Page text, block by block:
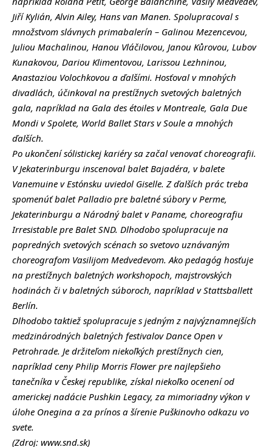
Jiří Kylián, Alvin Ailey, Hans van Manen. Spolupracoval s
množstvom slávnych primabalerín – Galinou Mezencevou,
Juliou Machalinou, Hanou Vláčilovou, Janou Kůrovou, Lubov
Kunakovou, Dariou Klimentovou, Larissou Lezhninou,
Anastaziou Volochkovou a ďalšími. Hosťoval v mnohých
divadlách, účinkoval na prestížnych svetových baletných
gala, napríklad na Gala des étoiles v Montreale, Gala Due
Mondi v Spolete, World Ballet Stars v Soule a mnohých
ďalších.
Po ukončení sólistickej kariéry sa začal venovať choreografii.
V Jekaterinburgu inscenoval balet Bajadéra, v balete
Vanemuine v Estónsku uviedol Giselle. Z ďalších prác treba
spomenúť balet Palladio pre baletné súbory v Perme,
Jekaterinburgu a Národný balet v Paname, choreografiu
Irresistable pre Balet SND. Dlhodobo spolupracuje na
popredných svetových scénach so svetovo uznávaným
choreografom Vasilijom Medvedevom. Ako pedagóg hosťuje
na prestížnych baletných workshopoch, majstrovských
hodinách či v baletných súboroch, napríklad v Stattsballett
Berlín.
Dlhodobo taktiež spolupracuje s jedným z najvýznamnejších
medzinárodných baletných festivalov Dance Open v
Petrohrade. Je držiteľom niekoľkých prestížnych cien,
napríklad ceny Philip Morris Flower pre najlepšieho
tanečníka v Českej republike, získal niekoľko ocenení od
americkej nadácie Pushkin Legacy, za mimoriadny výkon v
úlohe Onegina a za prínos a šírenie Puškinovho odkazu vo
svete.
(Zdroj: www.snd.sk)